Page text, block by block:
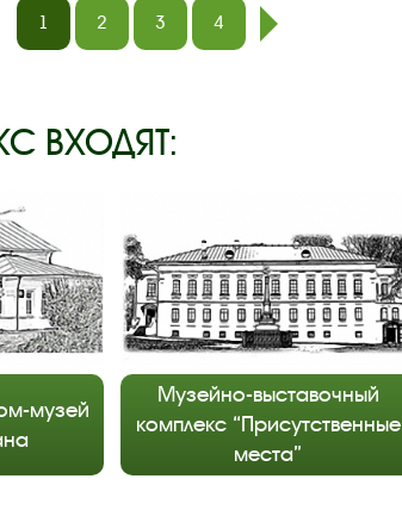
1 2 3
4
ВХОДЯТ:
музей
Музейно-выставочный
комплекс “Присутственные
места”